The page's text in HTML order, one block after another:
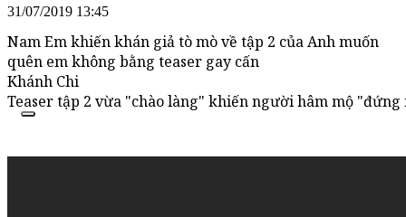
31/07/2019 13:45
Nam Em khiến khán giả tò mò về tập 2 của Anh muốn
quên em không bằng teaser gay cấn
Khánh Chi
Teaser tập 2 vừa "chào làng" khiến người hâm mộ